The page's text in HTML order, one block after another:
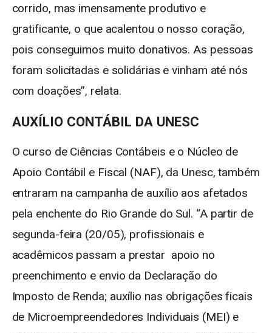
corrido, mas imensamente produtivo e
gratificante, o que acalentou o nosso coração,
pois conseguimos muito donativos. As pessoas
foram solicitadas e solidárias e vinham até nós
com doações”, relata.
AUXÍLIO CONTÁBIL DA UNESC
O curso de Ciências Contábeis e o Núcleo de
Apoio Contábil e Fiscal (NAF), da Unesc, também
entraram na campanha de auxílio aos afetados
pela enchente do Rio Grande do Sul. “A partir de
segunda-feira (20/05), profissionais e
acadêmicos passam a prestar apoio no
preenchimento e envio da Declaração do
Imposto de Renda; auxílio nas obrigações ficais
de Microempreendedores Individuais (MEI) e